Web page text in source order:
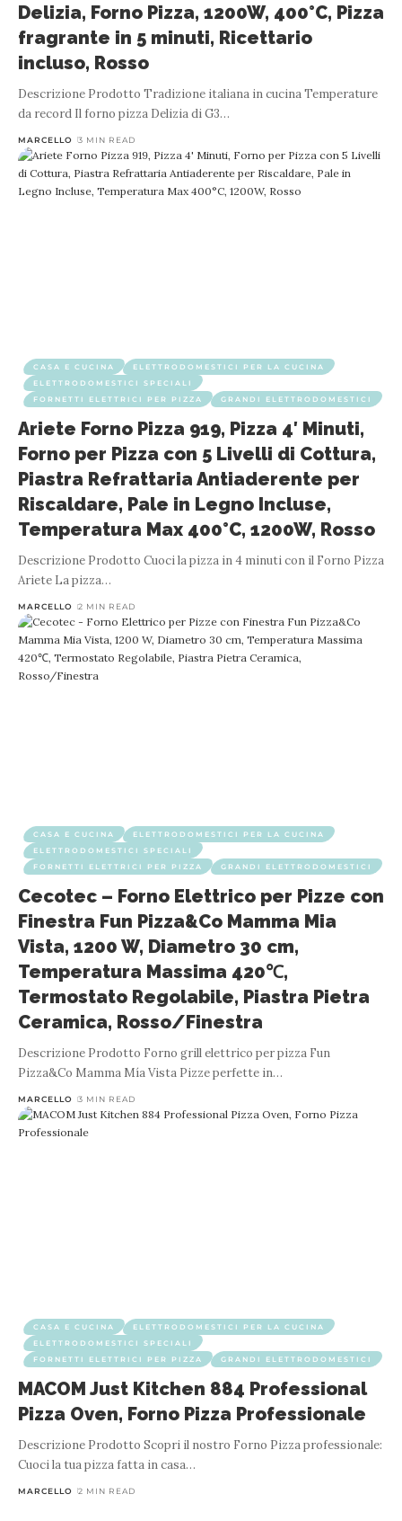
Delizia, Forno Pizza, 1200W, 400°C, Pizza
fragrante in 5 minuti, Ricettario
incluso, Rosso
Descrizione Prodotto Tradizione italiana in cucina Temperature
da record Il forno pizza Delizia di G3…
MARCELLO 3 MIN READ
CASA E CUCINA
ELETTRODOMESTICI PER LA CUCINA
ELETTRODOMESTICI SPECIALI
FORNETTI ELETTRICI PER PIZZA
GRANDI ELETTRODOMESTICI
Ariete Forno Pizza 919, Pizza 4′ Minuti,
Forno per Pizza con 5 Livelli di Cottura,
Piastra Refrattaria Antiaderente per
Riscaldare, Pale in Legno Incluse,
Temperatura Max 400°C, 1200W, Rosso
Descrizione Prodotto Cuoci la pizza in 4 minuti con il Forno Pizza
Ariete La pizza…
MARCELLO 2 MIN READ
CASA E CUCINA
ELETTRODOMESTICI PER LA CUCINA
ELETTRODOMESTICI SPECIALI
FORNETTI ELETTRICI PER PIZZA
GRANDI ELETTRODOMESTICI
Cecotec – Forno Elettrico per Pizze con
Finestra Fun Pizza&Co Mamma Mia
Vista, 1200 W, Diametro 30 cm,
Temperatura Massima 420℃,
Termostato Regolabile, Piastra Pietra
Ceramica, Rosso/Finestra
Descrizione Prodotto Forno grill elettrico per pizza Fun
Pizza&Co Mamma Mía Vista Pizze perfette in…
MARCELLO 3 MIN READ
CASA E CUCINA
ELETTRODOMESTICI PER LA CUCINA
ELETTRODOMESTICI SPECIALI
FORNETTI ELETTRICI PER PIZZA
GRANDI ELETTRODOMESTICI
MACOM Just Kitchen 884 Professional
Pizza Oven, Forno Pizza Professionale
Descrizione Prodotto Scopri il nostro Forno Pizza professionale:
Cuoci la tua pizza fatta in casa…
MARCELLO 2 MIN READ